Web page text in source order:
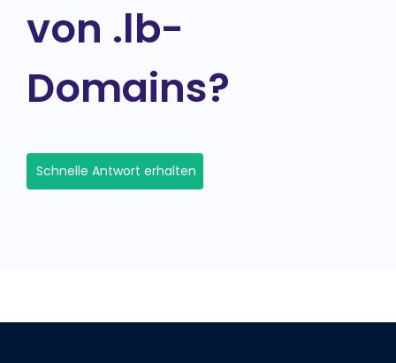
von .lb-
Domains?
Schnelle Antwort erhalten